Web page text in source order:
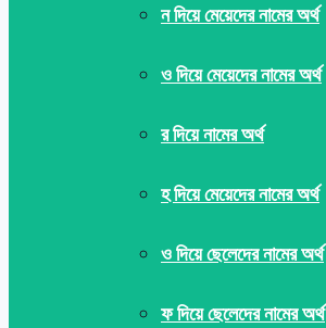
ন দিয়ে মেয়েদের নামের অর্থ
ও দিয়ে মেয়েদের নামের অর্থ
র দিয়ে নামের অর্থ
হ দিয়ে মেয়েদের নামের অর্থ
ও দিয়ে ছেলেদের নামের অর্থ
ফ দিয়ে ছেলেদের নামের অর্থ